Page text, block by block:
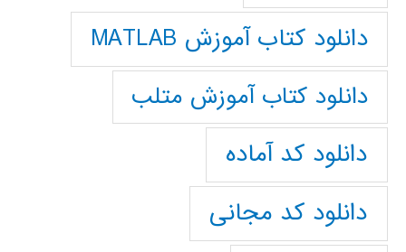
دانلود کتاب آموزش MATLAB
دانلود کتاب آموزش متلب
دانلود کد آماده
دانلود کد مجانی